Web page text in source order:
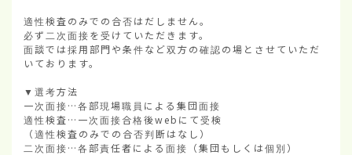
適性検査のみでの合否はだしません。
必ず二次面接を受けていただきます。
面談では採用部門や条件など双方の確認の場とさせていただ
いております。
▼選考方法
一次面接…各部現場職員による集団面接
適性検査…一次面接合格後webにて受検
（適性検査のみでの合否判断はなし）
二次面接…各部責任者による面接（集団もしくは個別）